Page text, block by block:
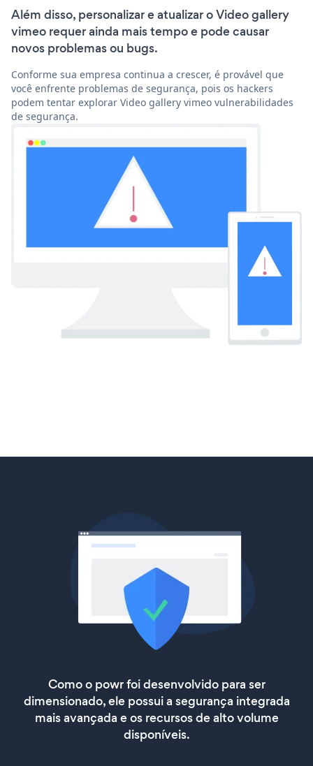
Além disso, personalizar e atualizar o Video gallery
vimeo requer ainda mais tempo e pode causar
novos problemas ou bugs.
Conforme sua empresa continua a crescer, é provável que
você enfrente problemas de segurança, pois os hackers
podem tentar explorar Video gallery vimeo vulnerabilidades
de segurança.
Como o powr foi desenvolvido para ser
dimensionado, ele possui a segurança integrada
mais avançada e os recursos de alto volume
disponíveis.